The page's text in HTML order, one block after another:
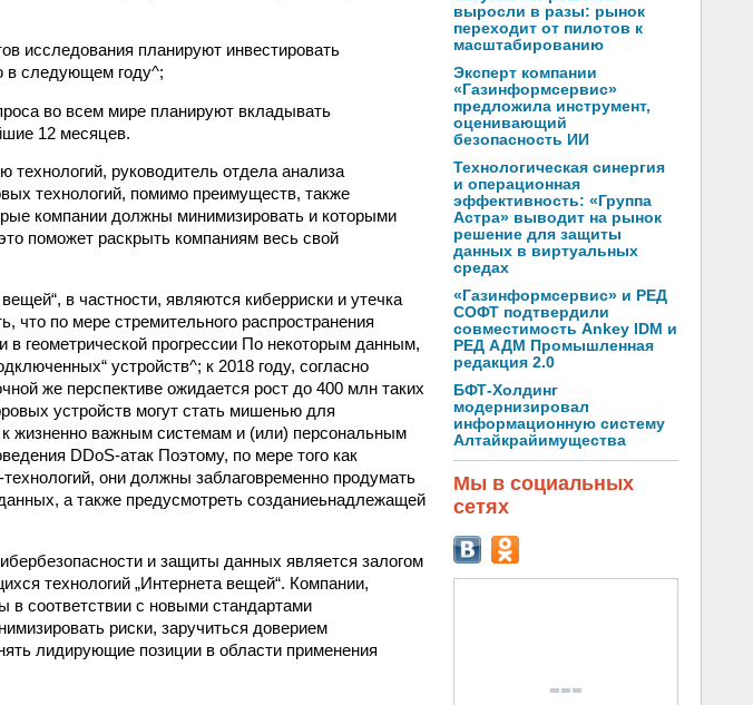
исследования планируют инвестировать
в следующем году^;
во всем мире планируют вкладывать
12 месяцев.
технологий, руководитель отдела анализа
технологий, помимо преимуществ, также
компании должны минимизировать и которыми
поможет раскрыть компаниям весь свой
в частности, являются киберриски и утечка
что по мере стремительного распространения
в геометрической прогрессии По некоторым данным,
устройств^; к 2018 году, согласно
же перспективе ожидается рост до 400 млн таких
устройств могут стать мишенью для
жизненно важным системам и (или) персональным
DDoS-атак Поэтому, по мере того как
они должны заблаговременно продумать
а также предусмотреть созданиеьнадлежащей
и защиты данных является залогом
технологий „Интернета вещей“. Компании,
в соответствии с новыми стандартами
риски, заручиться доверием
лидирующие позиции в области применения
выросли в разы: рынок
переходит от пилотов к
масштабированию
Эксперт компании
«Газинформсервис»
предложила инструмент,
оценивающий
безопасность ИИ
Технологическая синергия
и операционная
эффективность: «Группа
Астра» выводит на рынок
решение для защиты
данных в виртуальных
средах
«Газинформсервис» и РЕД
СОФТ подтвердили
совместимость Ankey IDM и
РЕД АДМ Промышленная
редакция 2.0
БФТ-Холдинг
модернизировал
информационную систему
Алтайкрайимущества
Мы в социальных
сетях